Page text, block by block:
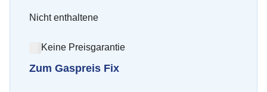
Nicht enthaltene
Keine Preisgarantie
Zum Gaspreis Fix